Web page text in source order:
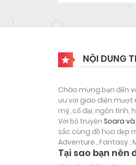
NỘI DUNG
Chào mừng bạn đến
ưu với giao diện mượt
mỹ, cổ đại, ngôn tình,
Với bộ truyện Soara
sắc cùng đồ họa đẹp
Adventure , Fantasy ,
Tại sao bạn nên